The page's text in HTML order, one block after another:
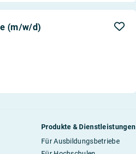
(m/w/d)
Produkte & Dienstleistungen
Für Ausbildungsbetriebe